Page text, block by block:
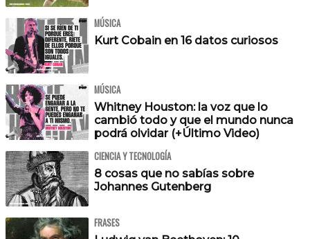
MÚSICA
Kurt Cobain en 16 datos curiosos
MÚSICA
Whitney Houston: la voz que lo
cambió todo y que el mundo nunca
podrá olvidar (+Último Video)
CIENCIA Y TECNOLOGÍA
8 cosas que no sabías sobre
Johannes Gutenberg
FRASES